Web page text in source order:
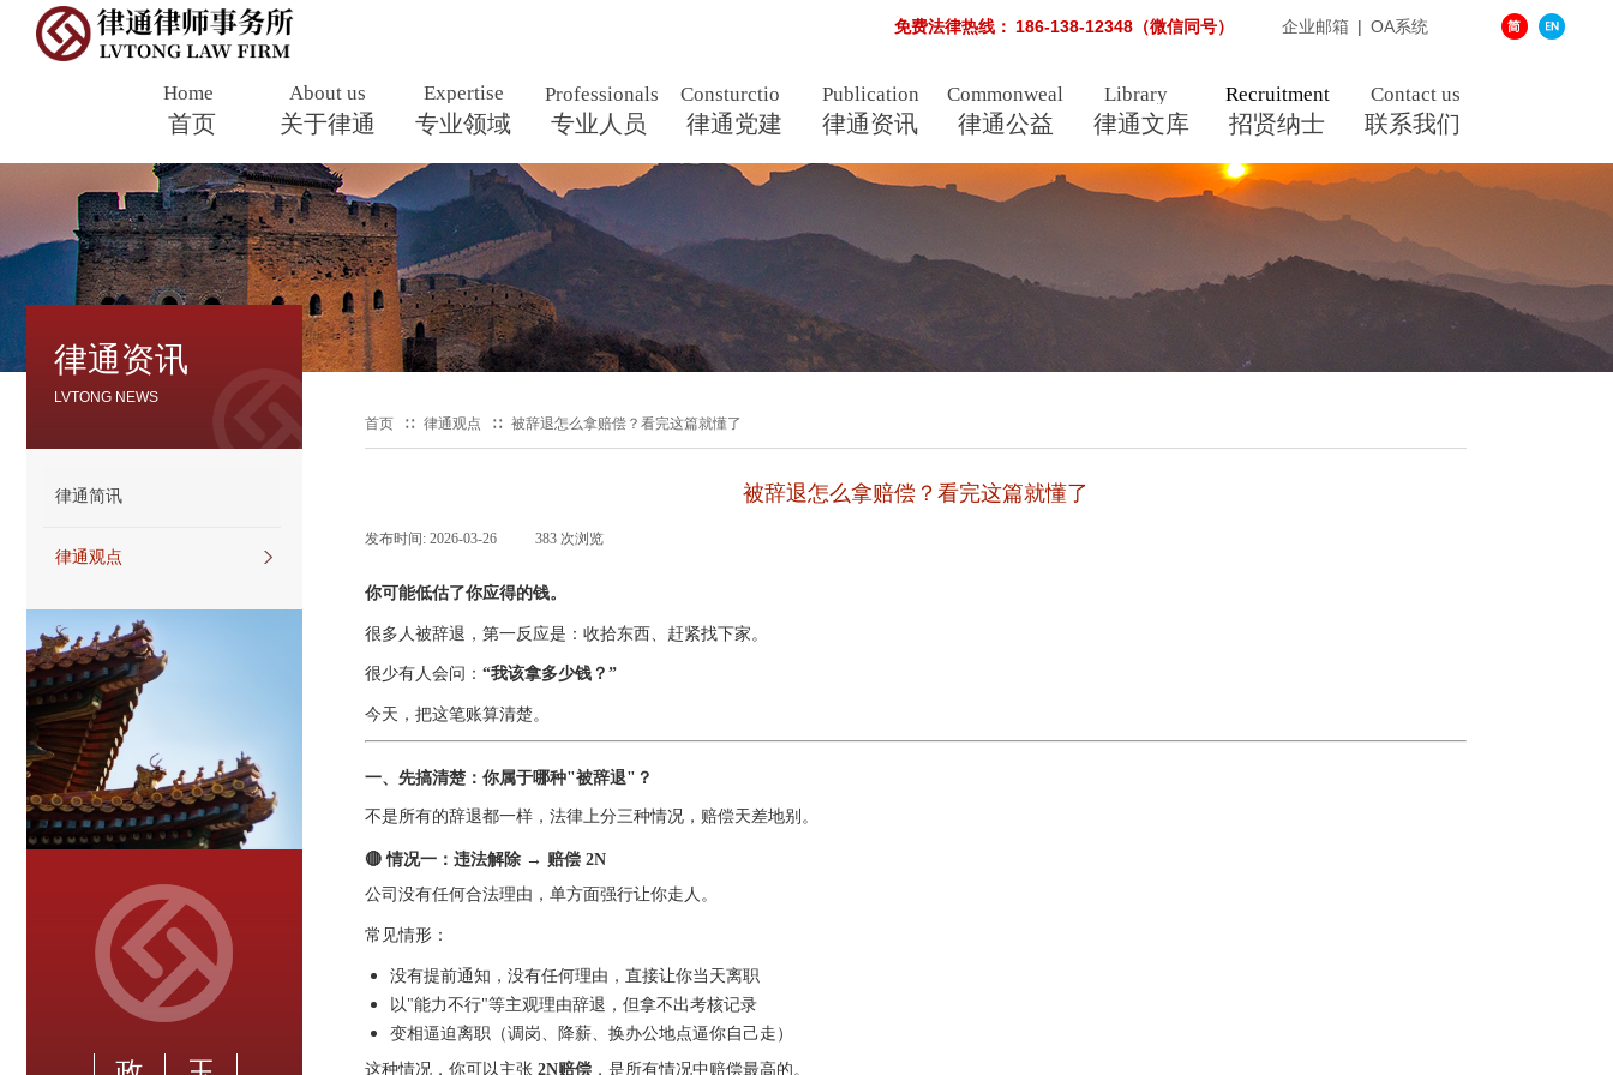
免费法律热线： 186-138-12348（微信同号） 企业邮箱 | OA系统
Library
About us Expertise
Home
​
首页 关于律通 专业领域 专业人员 律通党建 律通资讯 律通公益 律通文库 招贤纳士 联系我们
Commonweal
Professionals
Publication
s
Contact us
Recruitment
Consturctio
n
律通资讯
​LVTONG NEWS
律通简讯
律通观点
首页 ∷ 律通观点 ∷ 被辞退怎么拿赔偿？看完这篇就懂了
被辞退怎么拿赔偿？看完这篇就懂了
发布时间: 2026-03-26 383 次浏览
你可能低估了你应得的钱。
很多人被辞退，第一反应是：收拾东西、赶紧找下家。
很少有人会问： “我该拿多少钱？”
今天，把这笔账算清楚。
一、先搞清楚：你属于哪种"被辞退"？
不是所有的辞退都一样，法律上分三种情况，赔偿天差地别。
🔴 情况一：违法解除 → 赔偿 2N
公司没有任何合法理由，单方面强行让你走人。
常见情形：
没有提前通知，没有任何理由，直接让你当天离职
以"能力不行"等主观理由辞退，但拿不出考核记录
变相逼迫离职（调岗、降薪、换办公地点逼你自己走）
这种情况，你可以主张 2N赔偿 ，是所有情况中赔偿最高的。